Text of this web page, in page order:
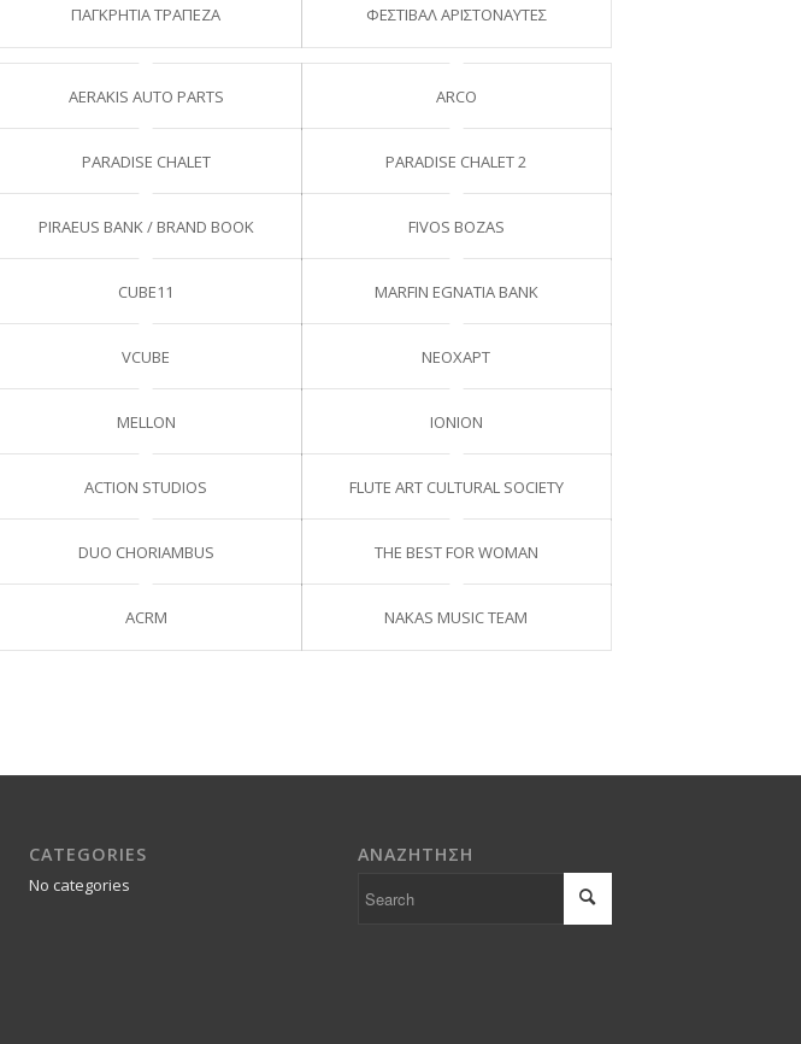
ΠΑΓΚΡΗΤΙΑ ΤΡΑΠΕΖΑ ΦΕΣΤΙΒΑΛ ΑΡΙΣΤΟΝΑΥΤΕΣ
AERAKIS AUTO PARTS ARCO
PARADISE CHALET PARADISE CHALET 2
PIRAEUS BANK / BRAND BOOK FIVOS BOZAS
CUBE11 MARFIN EGNATIA BANK
VCUBE NEOXΑΡΤ
MELLON IONION
ACTION STUDIOS FLUTE ART CULTURAL SOCIETY
DUO CHORIAMBUS THE BEST FOR WOMAN
ACRM NAKAS MUSIC TEAM
CATEGORIES
No categories
ΑΝΑΖΗΤΗΣΗ